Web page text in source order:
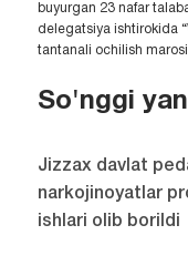
buyurgan 23 nafar
delegatsiya ishtirokida
tantanali ochilish
So'nggi
Jizzax davlat
narkojinoyatlar
ishlari olib borildi